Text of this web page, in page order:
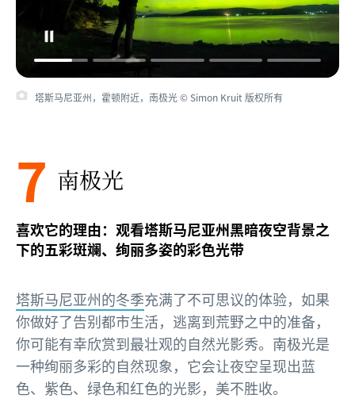
塔斯马尼亚州，霍顿附近，南极光 © Simon Kruit 版权所有
7 南极光
喜欢它的理由：观看塔斯马尼亚州黑暗夜空背景之
下的五彩斑斓、绚丽多姿的彩色光带
塔斯马尼亚州的冬季充满了不可思议的体验，如果
你做好了告别都市生活，逃离到荒野之中的准备，
你可能有幸欣赏到最壮观的自然光影秀。南极光是
一种绚丽多彩的自然现象，它会让夜空呈现出蓝
色、紫色、绿色和红色的光影，美不胜收。